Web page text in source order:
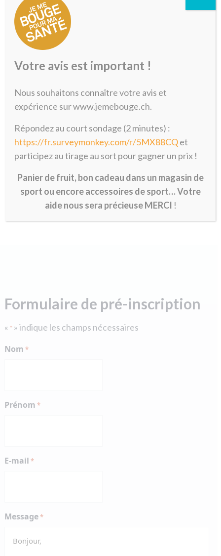
Vendredi
Matin, Après-midi, Mi-journée
RDV à prendre en fonction des
disponibilités du professionnel APA et
du participant
Voir le site
Julie Rossé
0797623595
Spécialiste en activité physique
Let's move
Formulaire de pré-inscription
« * » indique les champs nécessaires
Nom *
Prénom *
E-mail *
Message*
Votre avis est important !
Nous souhaitons connaître votre avis et
expérience sur www.jemebouge.ch.
Répondez au court sondage (2 minutes) :
https://fr.surveymonkey.com/r/5MX88CQet
participez au tirage au sort pour gagner un prix !
Panier de fruit, bon cadeau dans un magasin de
sport ou encore accessoires de sport… Votre
aide nous sera précieuse MERCI !